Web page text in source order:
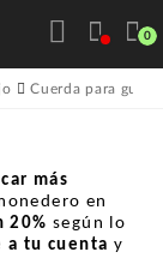
0
Cuerda para
más
en
20% según lo
a tu cuenta y